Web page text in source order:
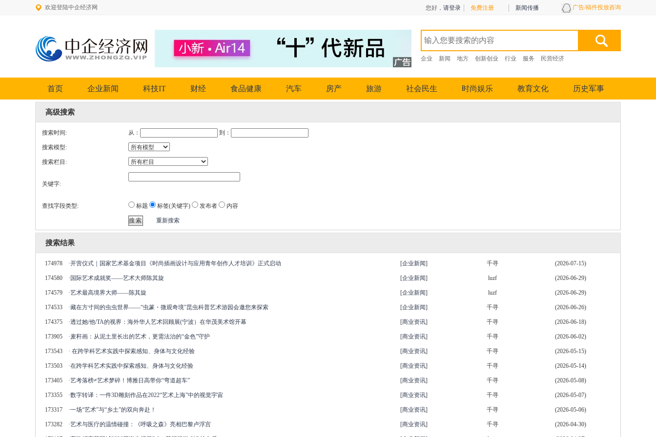
欢迎登陆中企经济网 您好， 请登录 免费注册 新闻传播 广告/稿件投放咨询
企业 新闻 地方 创新创业 行业 服务 民营经济
首页 企业新闻 科技IT 财经 食品健康 汽车 房产 旅游 社会民生 时尚娱乐 教育文化 历史军事
高级搜索
搜索时间: 从： 到：
搜索模型:
搜索栏目:
关键字:
查找字段类型: 标题 标签(关键字) 发布者 内容
重新搜索
搜索结果
174978 ·开营仪式｜国家艺术基金项目《时尚插画设计与应用青年创作人才培训》正式启动 [企业新闻] 千寻 (2026-07-15)
174580 · 国际艺术成就奖——艺术大师陈其旋 [企业新闻] luzf (2026-06-29)
174579 ·艺术最高境界大师——陈其旋 [企业新闻] luzf (2026-06-29)
174533 ·藏在方寸间的虫虫世界——“虫篆・微观奇境”昆虫科普艺术游园会邀您来探索 [企业新闻] 千寻 (2026-06-26)
174375 ·透过她/他/TA的视界：海外华人艺术回顾展(宁波）在华茂美术馆开幕 [商业资讯] 千寻 (2026-06-18)
173905 ·麦秆画：从泥土里长出的艺术，更需法治的“金色”守护 [商业资讯] 千寻 (2026-06-02)
173543 · 在跨学科艺术实践中探索感知、身体与文化经验 [商业资讯] 千寻 (2026-05-15)
173503 ·在跨学科艺术实践中探索感知、身体与文化经验 [商业资讯] 千寻 (2026-05-14)
173405 ·艺考落榜≠艺术梦碎！博雅日高带你“弯道超车” [商业资讯] 千寻 (2026-05-08)
173355 ·数字转译：⼀件3D雕刻作品在2022“艺术上海”中的视觉宇宙 [商业资讯] 千寻 (2026-05-07)
173317 ·一场“艺术”与“乡土”的双向奔赴！ [商业资讯] 千寻 (2026-05-06)
173282 ·艺术与医疗的温情碰撞：《呼吸之森》亮相巴黎卢浮宫 [商业资讯] 千寻 (2026-04-30)